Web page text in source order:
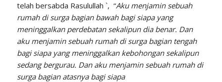
telah bersabda Rasulullah `, “Aku menjamin sebuah
rumah di surga bagian bawah bagi siapa yang
meninggalkan perdebatan sekalipun dia benar. Dan
aku menjamin sebuah rumah di surga bagian tengah
bagi siapa yang meninggalkan kebohongan sekalipun
sedang bergurau. Dan aku menjamin sebuah rumah di
surga bagian atasnya bagi siapa